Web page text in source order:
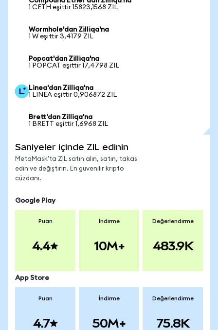
1 CETH eşittir 15823,1568 ZIL
Wormhole'dan Zilliqa'na
1 W eşittir 3,4179 ZIL
Popcat'dan Zilliqa'na
1 POPCAT eşittir 17,4798 ZIL
Linea'dan Zilliqa'na
1 LINEA eşittir 0,906872 ZIL
Brett'dan Zilliqa'na
1 BRETT eşittir 1,6968 ZIL
Saniyeler içinde ZIL edinin
MetaMask'ta ZIL satın alın, satın, takas
edin ve değiştirin. En güvenilir kripto
cüzdanı.
Google Play
Puan
4.4
İndirme
10M+
Değerlendirme
483.9K
App Store
Puan
4.7
İndirme
50M+
Değerlendirme
75.8K